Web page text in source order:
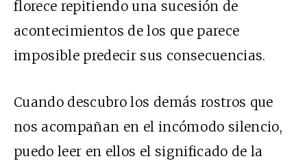
florece repitiendo una sucesión de
acontecimientos de los que parece
imposible predecir sus consecuencias.
Cuando descubro los demás rostros que
nos acompañan en el incómodo silencio,
puedo leer en ellos el significado de la